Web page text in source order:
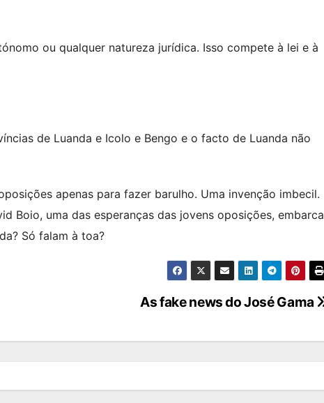
ou qualquer natureza jurídica. Isso compete à lei e à
de Luanda e Icolo e Bengo e o facto de Luanda não
apenas para fazer barulho. Uma invenção imbecil.
Boio, uma das esperanças das jovens oposições, embarca
Só falam à toa?
As fake news do José Gama